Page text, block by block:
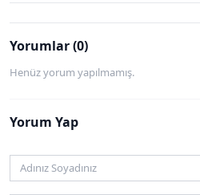
Yorumlar (0)
Henüz yorum yapılmamış.
Yorum Yap